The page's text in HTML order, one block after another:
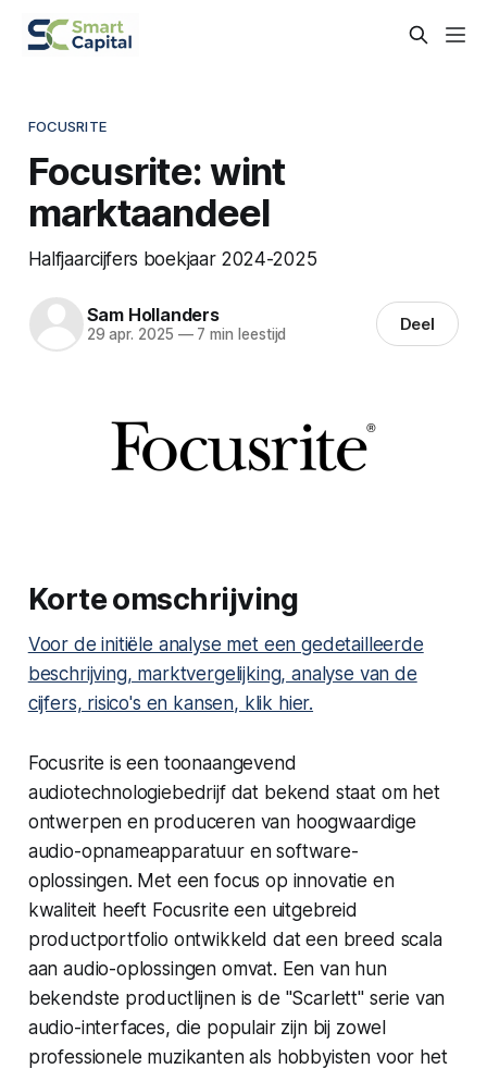
FOCUSRITE
Focusrite: wint
marktaandeel
Halfjaarcijfers boekjaar 2024-2025
Sam Hollanders
29 apr. 2025 —7 min leestijd Deel
Korte omschrijving
Voor de initiële analyse met een gedetailleerde
beschrijving, marktvergelijking, analyse van de
cijfers, risico's en kansen, klik hier.
Focusrite is een toonaangevend
audiotechnologiebedrijf dat bekend staat om het
ontwerpen en produceren van hoogwaardige
audio-opnameapparatuur en software-
oplossingen. Met een focus op innovatie en
kwaliteit heeft Focusrite een uitgebreid
productportfolio ontwikkeld dat een breed scala
aan audio-oplossingen omvat. Een van hun
bekendste productlijnen is de "Scarlett" serie van
audio-interfaces, die populair zijn bij zowel
professionele muzikanten als hobbyisten voor het